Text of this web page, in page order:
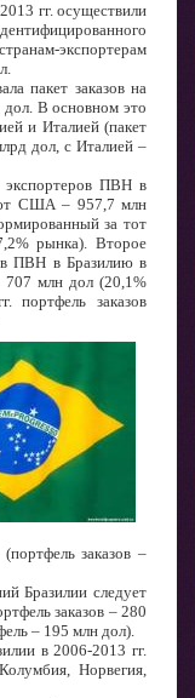
гг. осуществили
экспортерам
пакет заказов на
В основном это
и Италией (пакет
дол, с Италией –
экспортеров ПВН в
США – 957,7 млн
за тот
рынка). Второе
ПВН в Бразилию в
707 млн дол (20,1%
портфель заказов
заказов –
Бразилии следует
заказов – 280
– 195 млн дол).
в 2006-2013 гг.
Норвегия,